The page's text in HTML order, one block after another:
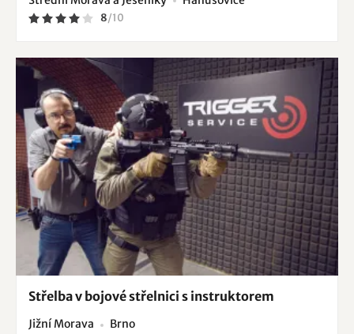
8/10
Střelba v bojové střelnici s instruktorem
Jižní Morava Brno